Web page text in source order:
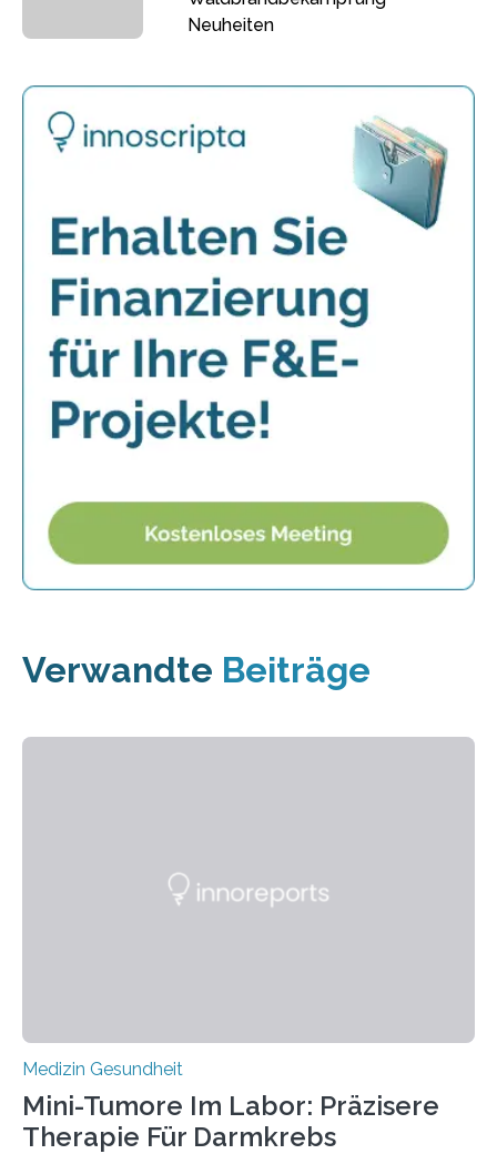
Neuheiten
Verwandte Beiträge
Medizin Gesundheit
Mini-Tumore Im Labor: Präzisere
Therapie Für Darmkrebs